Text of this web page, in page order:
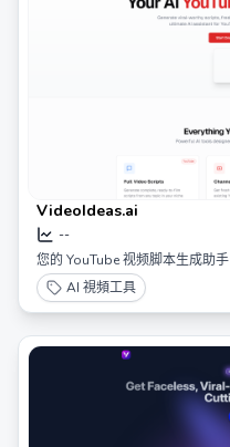
VideoIdeas.ai
--
您的 YouTube 视频脚本生成助手
AI 視頻工具